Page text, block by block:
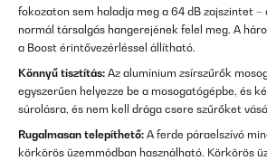
fokozaton sem haladja meg a 64 dB zajszintet –
normál társalgás hangerejének felel meg. A
a Boost érintővezérléssel állítható.
Könnyű tisztítás: Az alumínium zsírszűrők
egyszerűen helyezze be a mosogatógépbe, és
súrolásra, és nem kell drága csere szűrőket
Rugalmasan telepíthető: A ferde páraelszívó
körkörös üzemmódban használható. Körkörös